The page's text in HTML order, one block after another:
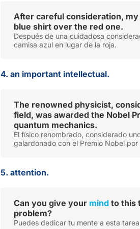
After careful consideration, my
blue shirt over the red one.
Después de una cuidadosa
camisa azul en lugar de la roja.
4. an important intellectual.
The renowned physicist,
field, was awarded the Nobel
quantum mechanics.
El físico renombrado, considerado
galardonado con el Premio Nobel
5. attention.
Can you give your mind to this
problem?
Puedes dedicar tu mente a esta